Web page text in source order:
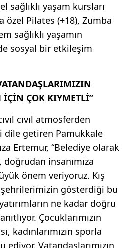
sağlıklı yaşam kursları
özel Pilates (+18), Zumba
sağlıklı yaşamın
sosyal bir etkileşim
ÇOK KIYMETLİ”
cıvıl atmosferden
dile getiren Pamukkale
Ertemur, “Belediye olarak
insanımıza
önem veriyoruz. Kış
gösterdiği bu
ne kadar doğru
Çocuklarımızın
kadınlarımızın sporla
Vatandaşlarımızın